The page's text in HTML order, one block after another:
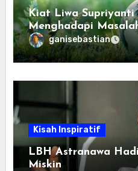
Kiat Liwa Supriyanti
Menghadapi
ganisebastian
Kisah Inspiratif
LBH Astranawa
Miskin